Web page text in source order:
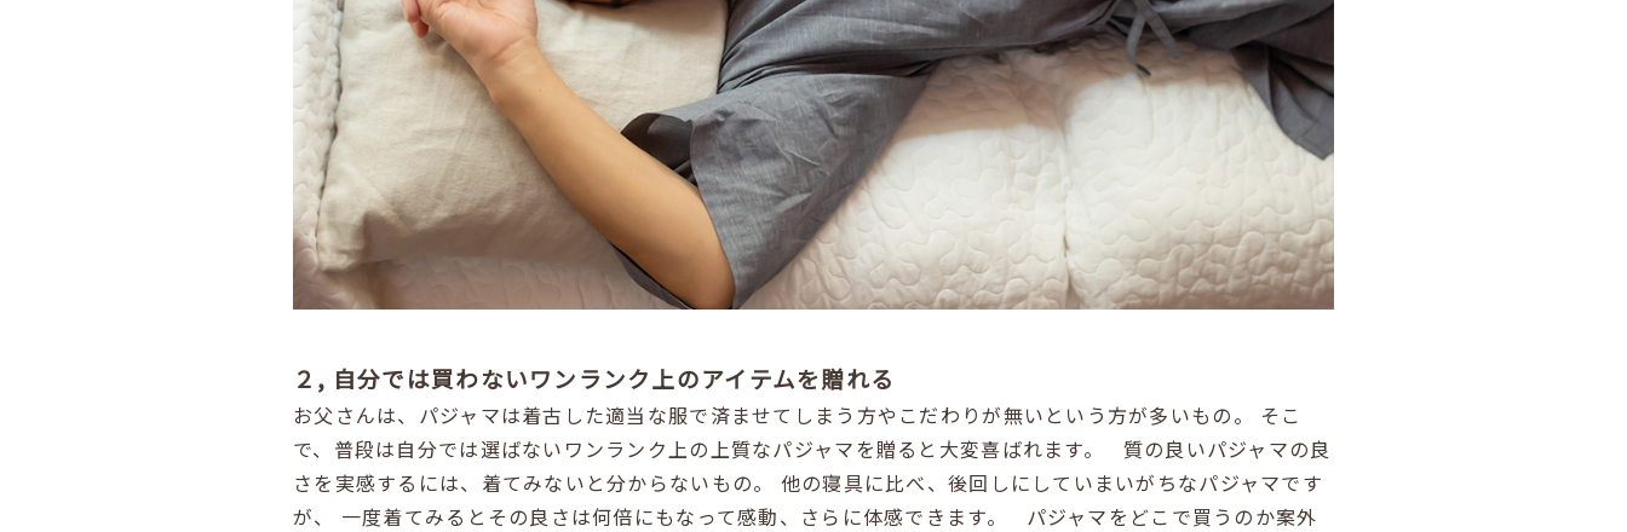
２, 自分では買わないワンランク上のアイテムを贈れる
お父さんは、パジャマは着古した適当な服で済ませてしまう方やこだわりが無いという方が多いもの。
そこ
で、普段は自分では選ばないワンランク上の上質なパジャマを贈ると大変喜ばれます。
質の良いパジャマの良
さを実感するには、着てみないと分からないもの。
他の寝具に比べ、後回しにしていまいがちなパジャマです
が、
一度着てみるとその良さは何倍にもなって感動、さらに体感できます。
パジャマをどこで買うのか案外